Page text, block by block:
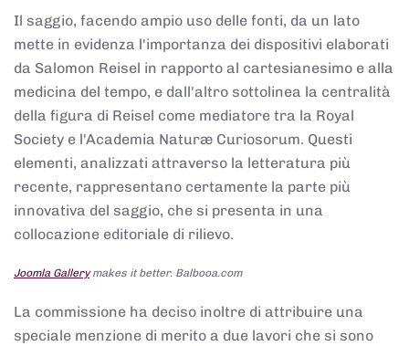
Il saggio, facendo ampio uso delle fonti, da un lato
mette in evidenza l'importanza dei dispositivi elaborati
da Salomon Reisel in rapporto al cartesianesimo e alla
medicina del tempo, e dall'altro sottolinea la centralità
della figura di Reisel come mediatore tra la Royal
Society e l'Academia Naturæ Curiosorum. Questi
elementi, analizzati attraverso la letteratura più
recente, rappresentano certamente la parte più
innovativa del saggio, che si presenta in una
collocazione editoriale di rilievo.
Joomla Gallerymakes it better. Balbooa.com
La commissione ha deciso inoltre di attribuire una
speciale menzione di merito a due lavori che si sono